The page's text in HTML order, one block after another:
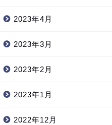
2023年4月
2023年3月
2023年2月
2023年1月
2022年12月